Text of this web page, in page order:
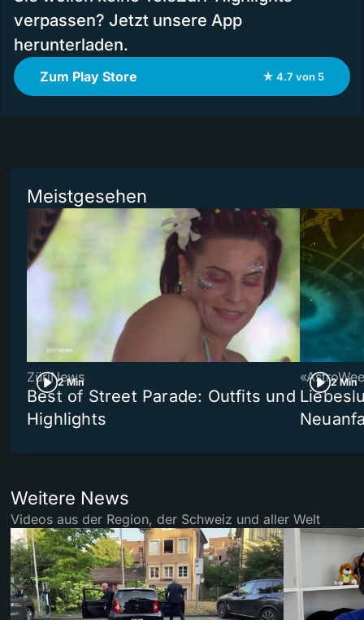
verpassen? Jetzt unsere App
herunterladen.
Zum Play Store ★ 4.7 von 5
Meistgesehen
2 Min
ZüriNews
Best of Street Parade: Outfits und
Highlights
2 Min
Weitere News
Videos aus der Region, der Schweiz und aller Welt